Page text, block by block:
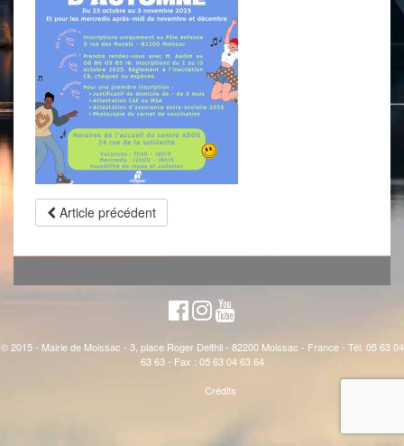
Article précédent
© 2015 - Mairie de Moissac - 3, place Roger Delthil - 82200 Moissac - France - Tél. 05 63 04
63 63 - Fax : 05 63 04 63 64
Crédits